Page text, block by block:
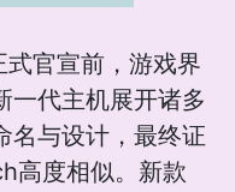
官宣前，游戏界
一代主机展开诸多
名与设计，最终证
高度相似。新款